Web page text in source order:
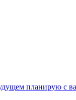
планирую с